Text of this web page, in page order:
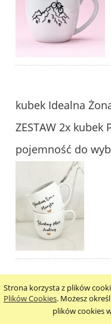
Strona korzysta z plików
Plików Cookies. Możesz
plików cookies
kubek Idealna
ZESTAW 2x
pojemność do
Zestaw 2x kubek
/ 300ml / 350ml/